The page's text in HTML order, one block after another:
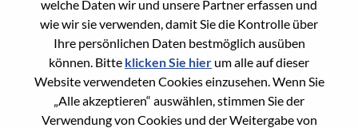
welche Daten wir und unsere Partner erfassen und
wie wir sie verwenden, damit Sie die Kontrolle über
Ihre persönlichen Daten bestmöglich ausüben
können. Bitte klicken Sie hier um alle auf dieser
Website verwendeten Cookies einzusehen. Wenn Sie
„Alle akzeptieren“ auswählen, stimmen Sie der
Verwendung von Cookies und der Weitergabe von
Enter the email address associated with your
account, then click "Continue".
We will email you a link to reset your
password.